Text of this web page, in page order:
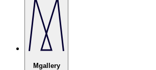
Mgallery